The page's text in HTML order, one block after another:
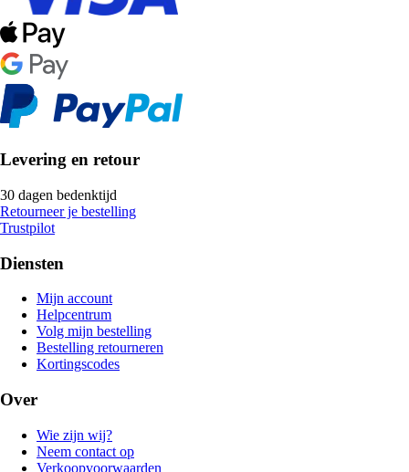
Levering en retour
30 dagen bedenktijd
Retourneer je bestelling
Trustpilot
Diensten
Mijn account
Helpcentrum
Volg mijn bestelling
Bestelling retourneren
Kortingscodes
Over
Wie zijn wij?
Neem contact op
Verkoopvoorwaarden